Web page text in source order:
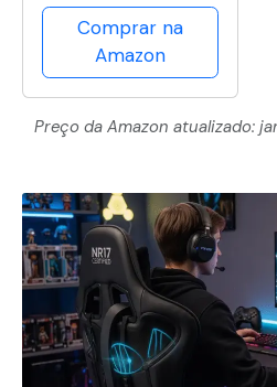
VERMELHA –
MRSTIR10VL –
PCYES
Comprar na
Amazon
Preço da Amazon atualizado: